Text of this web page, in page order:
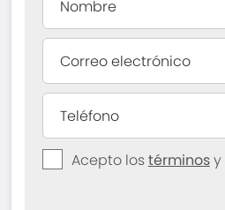
Acepto lostérminosy